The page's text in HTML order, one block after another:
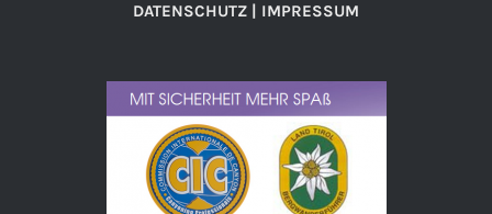
DATENSCHUTZ | IMPRESSUM